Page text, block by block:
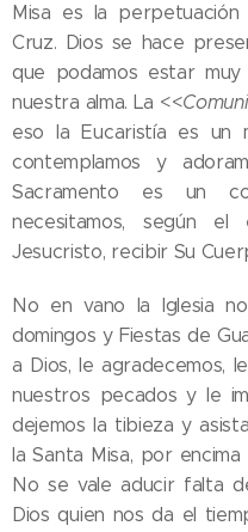
Misa es la
Cruz. Dios se hace
que podamos estar
nuestra alma. La <<
eso la Eucaristía es un
contemplamos y
Sacramento es un
necesitamos, según
Jesucristo, recibir Su
No en vano la Iglesia
domingos y Fiestas de
a Dios, le agradecemos,
nuestros pecados y le
dejemos la tibieza y
la Santa Misa, por
No se vale aducir falta
Dios quien nos da el